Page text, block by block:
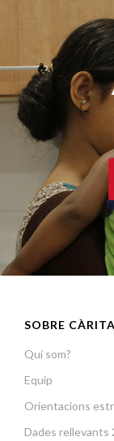
SOBRE
Qui som?
Equip
Orientacions
Dades rellevants